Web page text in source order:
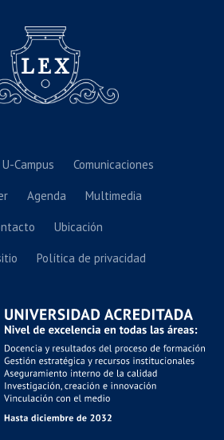
U-Campus Comunicaciones
Agenda Multimedia
Ubicación
Política de privacidad